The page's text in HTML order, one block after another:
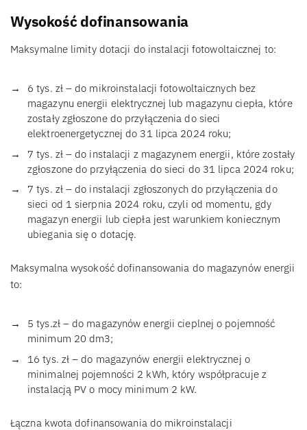
Wysokość dofinansowania
Maksymalne limity dotacji do instalacji fotowoltaicznej to:
6 tys. zł – do mikroinstalacji fotowoltaicznych bez
magazynu energii elektrycznej lub magazynu ciepła, które
zostały zgłoszone do przyłączenia do sieci
elektroenergetycznej do 31 lipca 2024 roku;
7 tys. zł – do instalacji z magazynem energii, które zostały
zgłoszone do przyłączenia do sieci do 31 lipca 2024 roku;
7 tys. zł – do instalacji zgłoszonych do przyłączenia do
sieci od 1 sierpnia 2024 roku, czyli od momentu, gdy
magazyn energii lub ciepła jest warunkiem koniecznym
ubiegania się o dotację.
Maksymalna wysokość dofinansowania do magazynów energii
to:
5 tys.zł – do magazynów energii cieplnej o pojemność
minimum 20 dm3;
16 tys. zł – do magazynów energii elektrycznej o
minimalnej pojemności 2 kWh, który współpracuje z
instalacją PV o mocy minimum 2 kW.
Łączna kwota dofinansowania do mikroinstalacji